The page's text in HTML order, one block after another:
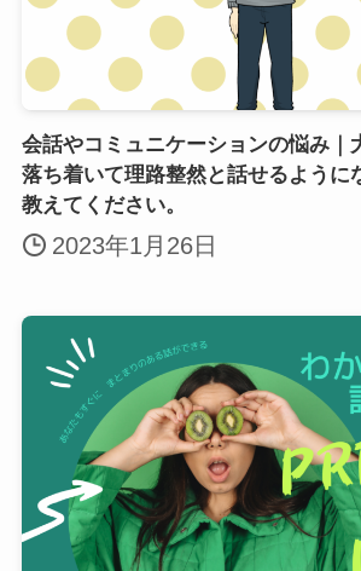
会話やコミュニケーションの悩み｜
落ち着いて理路整然と話せるように
教えてください。
2023年1月26日